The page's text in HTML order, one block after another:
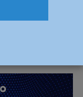
“In Europa